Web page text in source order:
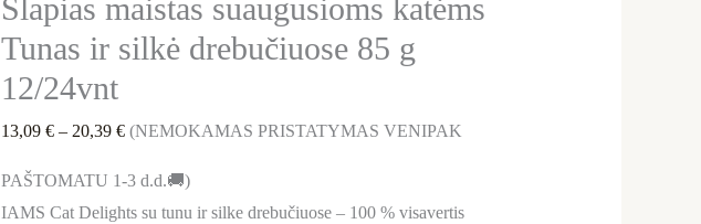
Šlapias maistas suaugusioms katėms
Tunas ir silkė drebučiuose 85 g
12/24vnt
13,09€ – 20,39€ (NEMOKAMAS PRISTATYMAS VENIPAK
PAŠTOMATU 1-3 d.d.🚚)
IAMS Cat Delights su tunu ir silke drebučiuose – 100 % visavertis
85
g
12/24vnt